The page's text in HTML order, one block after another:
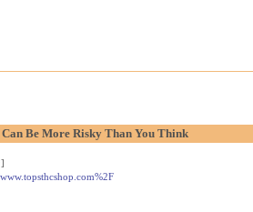
Be More Risky Than You Think